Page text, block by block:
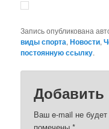
Запись опубликована
виды спорта,Новости,
постоянную ссылку.
Добавить
Ваш e-mail не